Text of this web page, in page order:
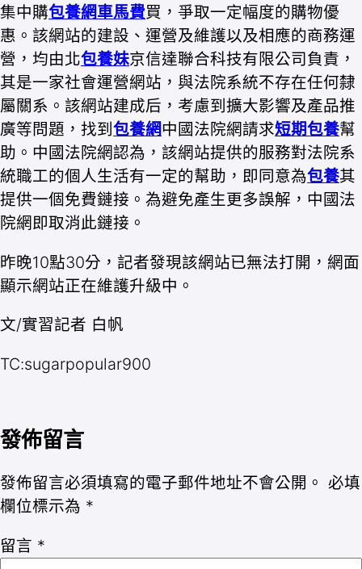
集中購包養網車馬費買，爭取一定幅度的購物優
惠。該網站的建設、運營及維護以及相應的商務運
營，均由北包養妹京信達聯合科技有限公司負責，
其是一家社會運營網站，與法院系統不存在任何隸
屬關系。該網站建成后，考慮到擴大影響及產品推
廣等問題，找到 包養網中國法院網請求短期包養幫
助。中國法院網認為，該網站提供的服務對法院系
統職工的個人生活有一定的幫助，即同意為包養其
提供一個免費鏈接。為避免產生更多誤解，中國法
院網即取消此鏈接。
昨晚10點30分，記者發現該網站已無法打開，網面
顯示網站正在維護升級中。
文/實習記者 白帆
TC:sugarpopular900
發佈留言
發佈留言必須填寫的電子郵件地址不會公開。 必填
欄位標示為 *
留言 *